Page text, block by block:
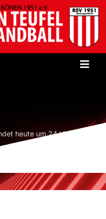
heute um 24 Uhr